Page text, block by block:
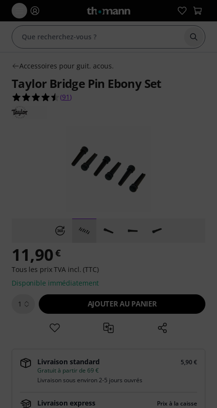
Accessoires pour guit. acous.
Taylor Bridge Pin Ebony Set
4.5 étoiles sur 5 d'après 91 évaluations clients
(91 )
11,90€
Tous les prix TVA incl. (TTC)
Disponible immédiatement
1 AJOUTER AU PANIER
Livraison standard
5,90 €
Gratuit à partir de 69 €
Livraison sous environ 2-5 jours ouvrés
Livraison express
Prix à la caisse